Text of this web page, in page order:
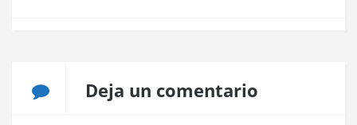
Deja un comentario